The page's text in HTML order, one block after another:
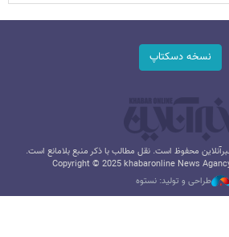
نسخه دسکتاپ
محفوظ است. نقل مطالب با ذکر منبع بلامانع است.
Copyright © 2025 khabaronline News
طراحی و تولید: نستوه